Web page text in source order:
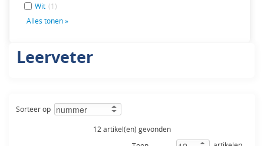
Wit (1)
Alles tonen »
Leerveter
Sorteer op
12 artikel(en) gevonden